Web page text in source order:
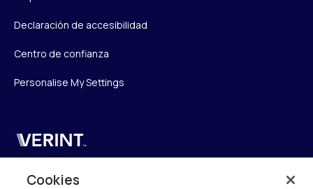
Declaración de accesibilidad
Centro de confianza
Personalise My Settings
Verint
Verint Systems UK Ltd.
Cookies